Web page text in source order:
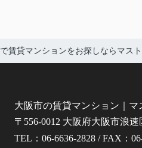
賃貸マンションをお探しならマスト
大阪市の賃貸マンション｜マ
〒556-0012 大阪府大阪市浪
TEL：06-6636-2828 / FAX：